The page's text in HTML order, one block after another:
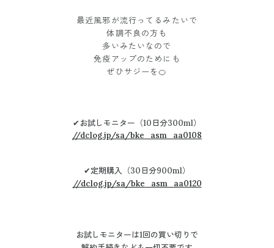
最近風邪が流行ってるみたいで
体調不良の方も
多いみたいなので
免疫アップのためにも
ぜひサジーを🍊
✔︎お試しモニター（10日分300ml）
//dclog.jp/sa/bke_asm_aa0108
✔︎定期購入（30日分900ml）
//dclog.jp/sa/bke_asm_aa0120
お試しモニターは1回の買い切りで